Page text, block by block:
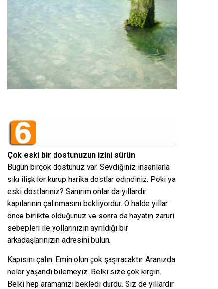
Çok eski bir dostunuzun izini sürün
Bugün birçok dostunuz var. Sevdiğiniz insanlarla
sıkı ilişkiler kurup harika dostlar edindiniz. Peki ya
eski dostlarınız? Sanırım onlar da yıllardır
kapılarının çalınmasını bekliyordur. O halde yıllar
önce birlikte olduğunuz ve sonra da hayatın zaruri
sebepleri ile yollarınızın ayrıldığı bir
arkadaşlarınızın adresini bulun.
Kapısını çalın. Emin olun çok şaşıracaktır. Aranızda
neler yaşandı bilemeyiz. Belki size çok kırgın.
Belki hep aramanızı bekledi durdu. Siz de yıllardır